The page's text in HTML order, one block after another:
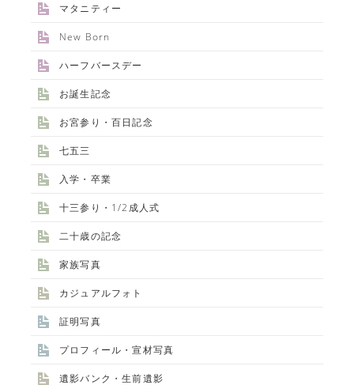
マタニティー
New Born
ハーフバースデー
お誕生記念
お宮参り・百日記念
七五三
入学・卒業
十三参り・1/2成人式
二十歳の記念
家族写真
カジュアルフォト
証明写真
プロフィール・宣材写真
遺影バンク・生前遺影